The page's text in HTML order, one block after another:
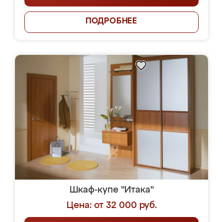
ПОДРОБНЕЕ
Шкаф-купе "Итака"
Цена: от 32 000 руб.